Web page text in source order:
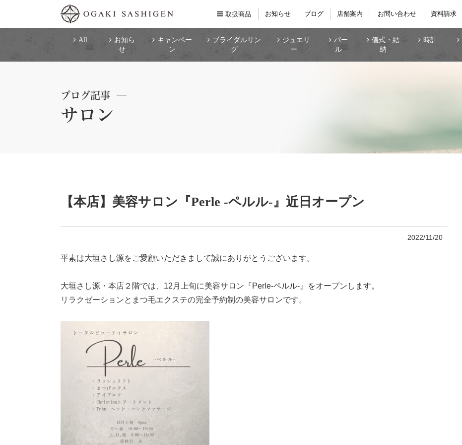
取扱商品 お知らせ ブログ 店舗案内 お問い合わせ 資料請求
All
お知ら
せ
キャンペー
ン
ブライダルリン
グ
ジュエリ
ー
パー
ル
儀式・結
納
時計
ブログ記事
サロン
【本店】美容サロン『Perle -ペルル-』近日オープン
2022/11/20
平素は大垣さし源をご愛顧いただきまして誠にありがとうございます。
大垣さし源・本店２階では、12月上旬に美容サロン『Perle-ペルル-』をオープンします。
リラクゼーションとまつ毛エクステの完全予約制の美容サロンです。